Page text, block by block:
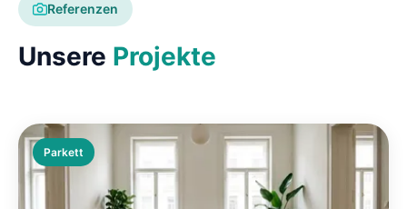
Referenzen
Unsere Projekte
Parkett